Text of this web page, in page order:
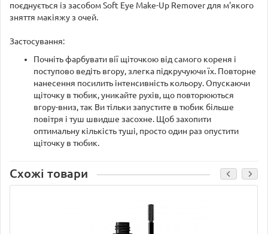
поєднується із засобом Soft Eye Make-Up Remover для м'якого
зняття макіяжу з очей.
Застосування:
Почніть фарбувати вії щіточкою від самого кореня і
поступово ведіть вгору, злегка підкручуючи їх. Повторне
нанесення посилить інтенсивність кольору. Опускаючи
щіточку в тюбик, уникайте рухів, що повторюються
вгору-вниз, так Ви тільки запустите в тюбик більше
повітря і туш швидше засохне. Щоб захопити
оптимальну кількість туші, просто один раз опустити
щіточку в тюбик.
Схожі товари